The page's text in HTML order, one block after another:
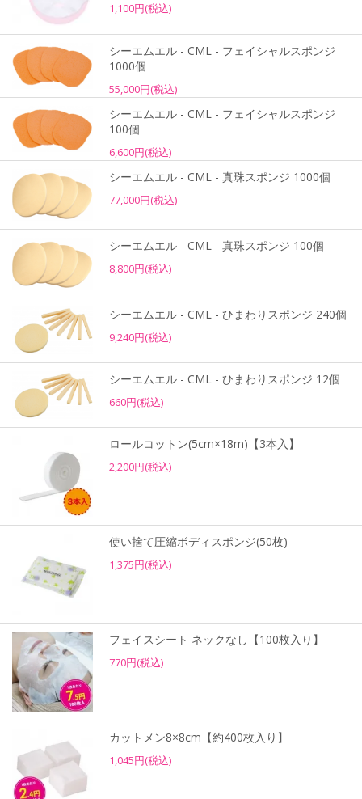
1,100円(税込)
シーエムエル - CML - フェイシャルスポンジ
1000個
55,000円(税込)
シーエムエル - CML - フェイシャルスポンジ
100個
6,600円(税込)
シーエムエル - CML - 真珠スポンジ 1000個
77,000円(税込)
シーエムエル - CML - 真珠スポンジ 100個
8,800円(税込)
シーエムエル - CML - ひまわりスポンジ 240個
9,240円(税込)
シーエムエル - CML - ひまわりスポンジ 12個
660円(税込)
ロールコットン(5cm×18m)【3本入】
2,200円(税込)
使い捨て圧縮ボディスポンジ(50枚)
1,375円(税込)
フェイスシート ネックなし【100枚入り】
770円(税込)
カットメン8×8cm【約400枚入り】
1,045円(税込)